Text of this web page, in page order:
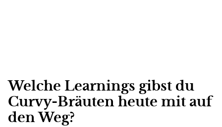
Welche Learnings gibst du
Curvy-Bräuten heute mit auf
den Weg?